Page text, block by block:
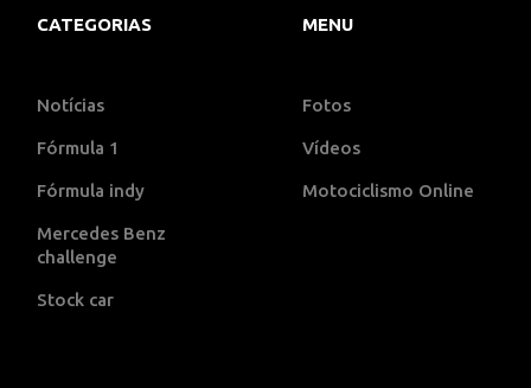
CATEGORIAS
Notícias
Fórmula 1
Fórmula indy
Mercedes Benz
challenge
Stock car
MENU
Fotos
Vídeos
Motociclismo Online